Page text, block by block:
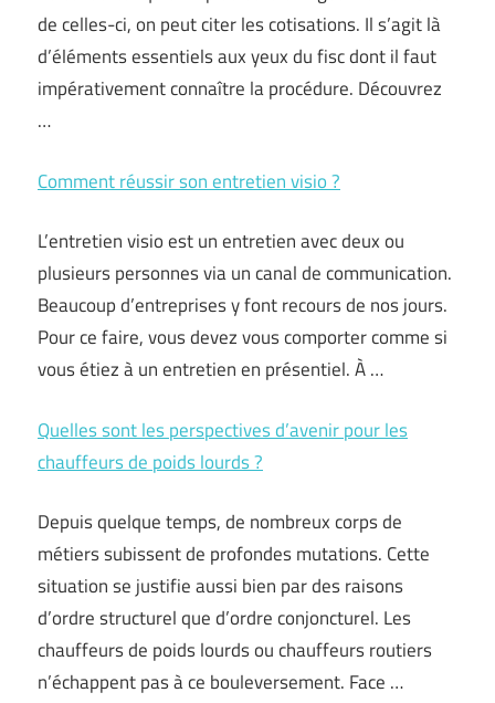
de celles-ci, on peut citer les cotisations. Il s’agit là
d’éléments essentiels aux yeux du fisc dont il faut
impérativement connaître la procédure. Découvrez
…
Comment réussir son entretien visio ?
L’entretien visio est un entretien avec deux ou
plusieurs personnes via un canal de communication.
Beaucoup d’entreprises y font recours de nos jours.
Pour ce faire, vous devez vous comporter comme si
vous étiez à un entretien en présentiel. À …
Quelles sont les perspectives d’avenir pour les
chauffeurs de poids lourds ?
Depuis quelque temps, de nombreux corps de
métiers subissent de profondes mutations. Cette
situation se justifie aussi bien par des raisons
d’ordre structurel que d’ordre conjoncturel. Les
chauffeurs de poids lourds ou chauffeurs routiers
n’échappent pas à ce bouleversement. Face …